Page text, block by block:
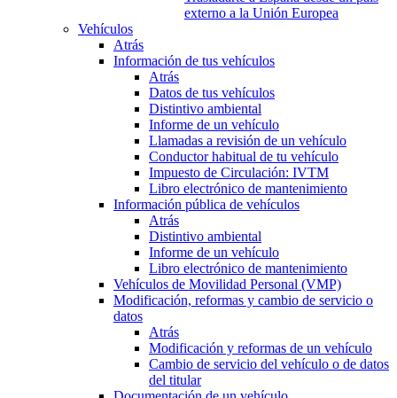
externo a la Unión Europea
Vehículos
Atrás
Información de tus vehículos
Atrás
Datos de tus vehículos
Distintivo ambiental
Informe de un vehículo
Llamadas a revisión de un vehículo
Conductor habitual de tu vehículo
Impuesto de Circulación: IVTM
Libro electrónico de mantenimiento
Información pública de vehículos
Atrás
Distintivo ambiental
Informe de un vehículo
Libro electrónico de mantenimiento
Vehículos de Movilidad Personal (VMP)
Modificación, reformas y cambio de servicio o
datos
Atrás
Modificación y reformas de un vehículo
Cambio de servicio del vehículo o de datos
del titular